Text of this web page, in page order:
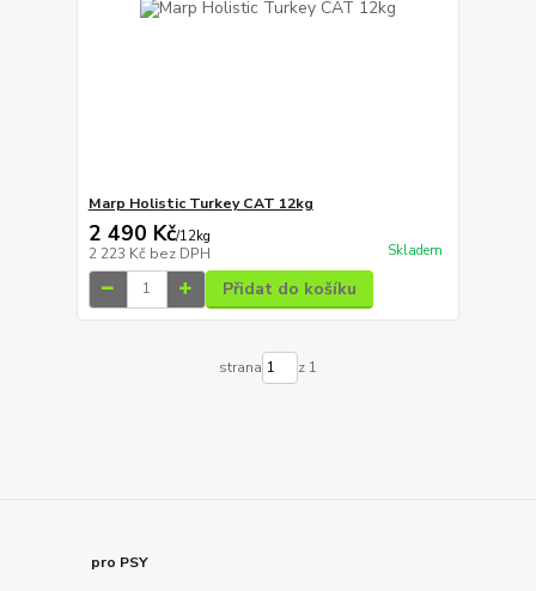
Marp Holistic Turkey CAT 12kg
2 490 Kč/12kg
2 223 Kč bez DPH Skladem
Přidat do košíku
strana z 1
pro PSY